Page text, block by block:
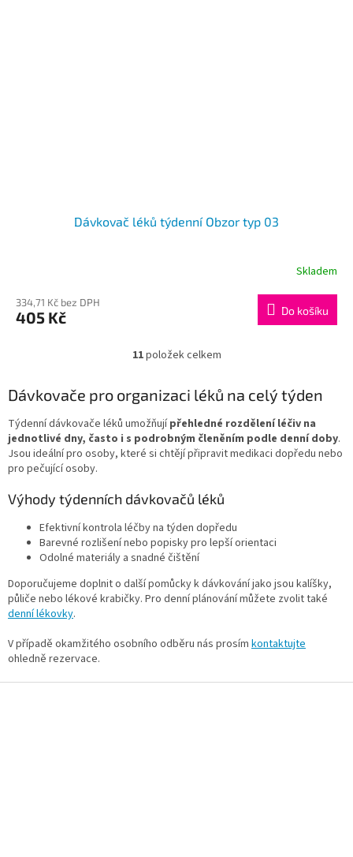
Dávkovač léků týdenní Obzor typ 03
Skladem
334,71 Kč bez DPH
405 Kč Do košíku
O
l
á
d
a
c
r
k
y
v
p
i
11položek celkem
Dávkovače pro organizaci léků na celý týden
Týdenní dávkovače léků umožňujípřehledné rozdělení léčiv na
jednotlivé dny, často i s podrobným členěním podle denní doby.
Jsou ideální pro osoby, které si chtějí připravit medikaci dopředu nebo
pro pečující osoby.
Výhody týdenních dávkovačů léků
Efektivní kontrola léčby na týden dopředu
Barevné rozlišení nebo popisky pro lepší orientaci
Odolné materiály a snadné čištění
Doporučujeme doplnit o další pomůcky k dávkování jako jsou kalíšky,
půliče nebo lékové krabičky. Pro denní plánování můžete zvolit také
denní lékovky.
V případě okamžitého osobního odběru nás prosím kontaktujte
ohledně rezervace.